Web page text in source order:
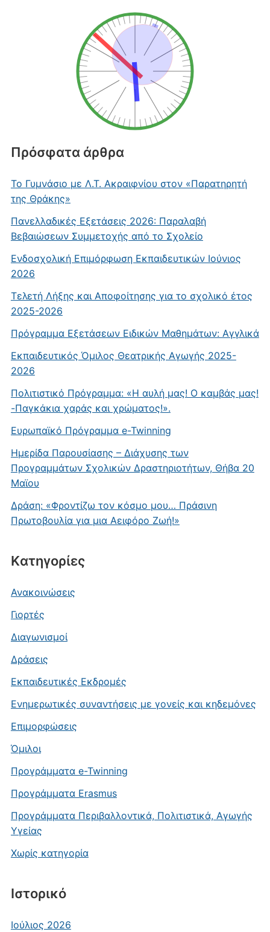
Πρόσφατα άρθρα
Το Γυμνάσιο με Λ.Τ. Ακραιφνίου στον «Παρατηρητή
της Θράκης»
Πανελλαδικές Εξετάσεις 2026: Παραλαβή
Βεβαιώσεων Συμμετοχής από το Σχολείο
Ενδοσχολική Επιμόρφωση Εκπαιδευτικών Ιούνιος
2026
Τελετή Λήξης και Αποφοίτησης για το σχολικό έτος
2025-2026
Πρόγραμμα Εξετάσεων Ειδικών Μαθημάτων: Αγγλικά
Εκπαιδευτικός Όμιλος Θεατρικής Αγωγής 2025-
2026
Πολιτιστικό Πρόγραμμα: «Η αυλή μας! Ο καμβάς μας!
-Παγκάκια χαράς και χρώματος!».
Ευρωπαϊκό Πρόγραμμα e-Twinning
Ημερίδα Παρουσίασης – Διάχυσης των
Προγραμμάτων Σχολικών Δραστηριοτήτων, Θήβα 20
Μαϊου
Δράση: «Φροντίζω τον κόσμο μου… Πράσινη
Πρωτοβουλία για μια Αειφόρο Ζωή!»
Kατηγορίες
Ανακοινώσεις
Γιορτές
Διαγωνισμοί
Δράσεις
Εκπαιδευτικές Εκδρομές
Ενημερωτικές συναντήσεις με γονείς και κηδεμόνες
Επιμορφώσεις
Όμιλοι
Προγράμματα e-Twinning
Προγράμματα Εrasmus
Προγράμματα Περιβαλλοντικά, Πολιτιστικά, Αγωγής
Υγείας
Χωρίς κατηγορία
Ιστορικό
Ιούλιος 2026